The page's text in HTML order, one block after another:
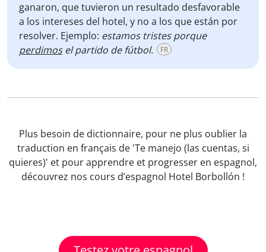
ganaron, que tuvieron un resultado desfavorable
a los intereses del hotel, y no a los que están por
resolver. Ejemplo: estamos tristes porque
perdimosel partido de fútbol. FR
Plus besoin de dictionnaire, pour ne plus oublier la
traduction en français de 'Te manejo (las cuentas, si
quieres)' et pour apprendre et progresser en espagnol,
découvrez nos cours d’espagnol Hotel Borbollón !